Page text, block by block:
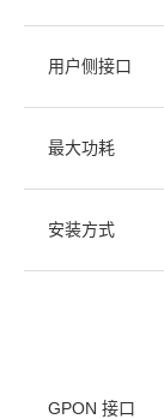
用户侧接口
最大功耗
安装方式
GPON 接口